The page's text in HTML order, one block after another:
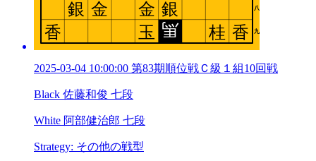
2025-03-04 10:00:00 第83期順位戦Ｃ級１組10回戦
Black 佐藤和俊 七段
White 阿部健治郎 七段
Strategy: その他の戦型